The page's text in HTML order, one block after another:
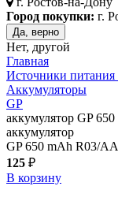
Город покупки: г.
Да, верно
Нет, другой
Главная
Источники питания
Аккумуляторы
GP
аккумулятор GP
аккумулятор
GP 650 mAh R03/
125 ₽
В корзину